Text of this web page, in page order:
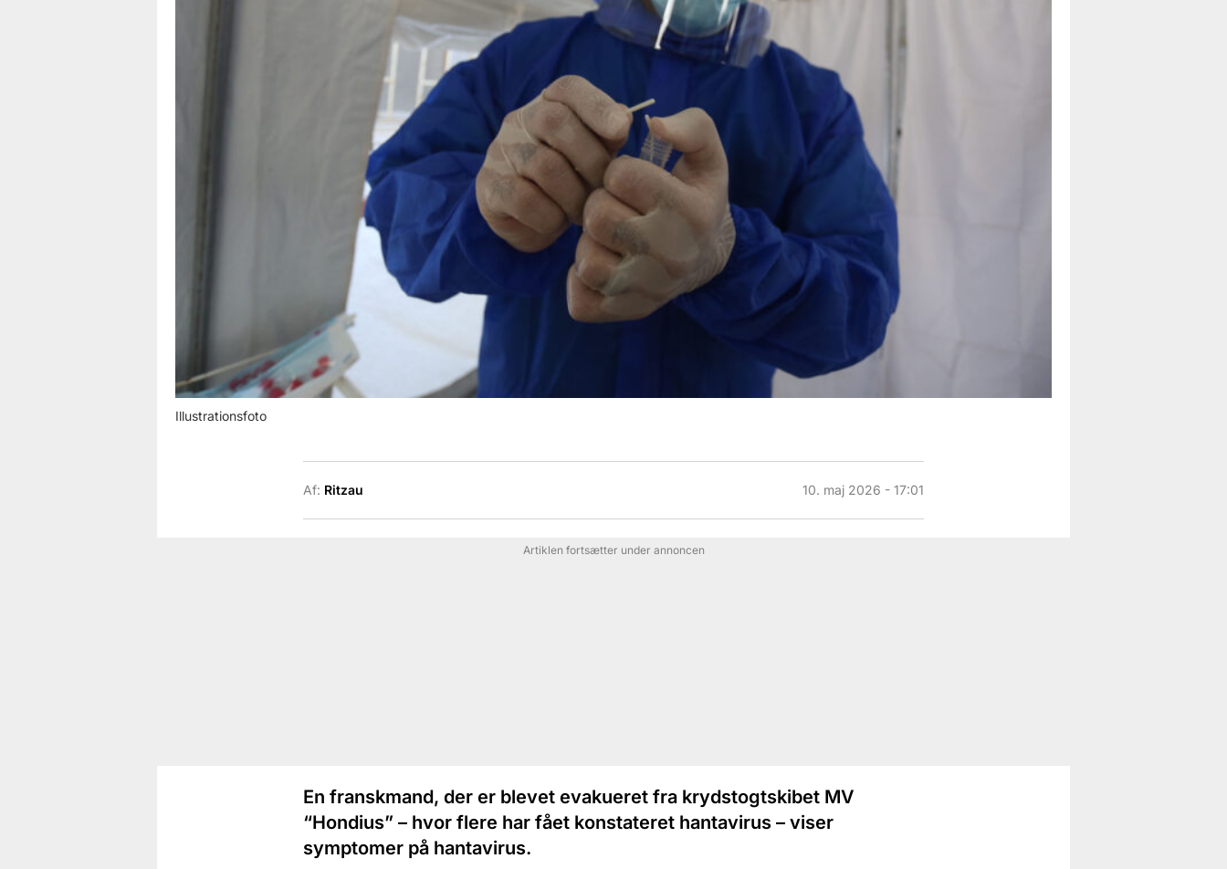
Illustrationsfoto
Af: Ritzau 10. maj 2026 - 17:01
Artiklen fortsætter under annoncen
En franskmand, der er blevet evakueret fra krydstogtskibet MV
“Hondius” – hvor flere har fået konstateret hantavirus – viser
symptomer på hantavirus.